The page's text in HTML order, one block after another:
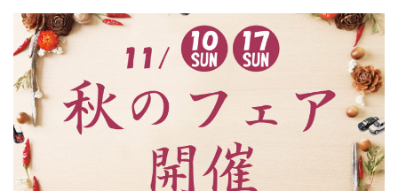
松
原
整
備
セ
ン